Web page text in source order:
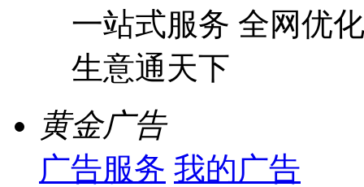
一站式服务 全网优
生意通天下
黄金广告
广告服务 我的广告